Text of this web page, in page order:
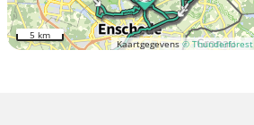
Kaartgegevens© Thunderforest
5 km